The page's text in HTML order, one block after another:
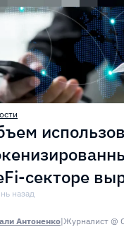
секторе
назад
Антоненко|